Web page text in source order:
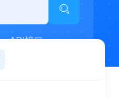
API接口